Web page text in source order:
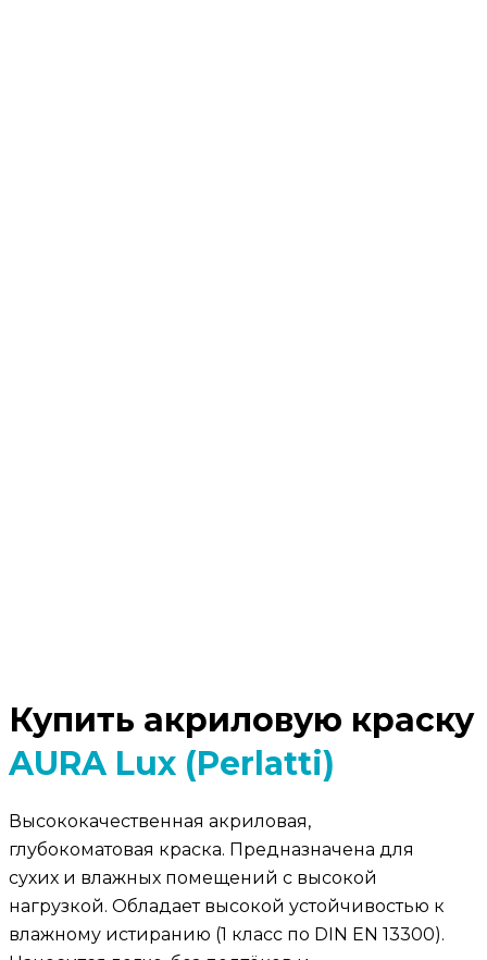
Купить акриловую краску
AURA Lux (Perlatti)
Высококачественная акриловая,
глубокоматовая краска. Предназначена для
сухих и влажных помещений с высокой
нагрузкой. Обладает высокой устойчивостью к
влажному истиранию (1 класс по DIN EN 13300).